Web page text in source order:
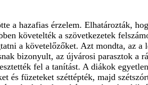
a hazafias érzelem. Elhatározták,
követelték a szövetkezetek
a követelőzőket. Azt mondta, az
bizonyult, az újvárosi parasztok
fel a tanítást. A diákok
és füzeteket széttépték, majd